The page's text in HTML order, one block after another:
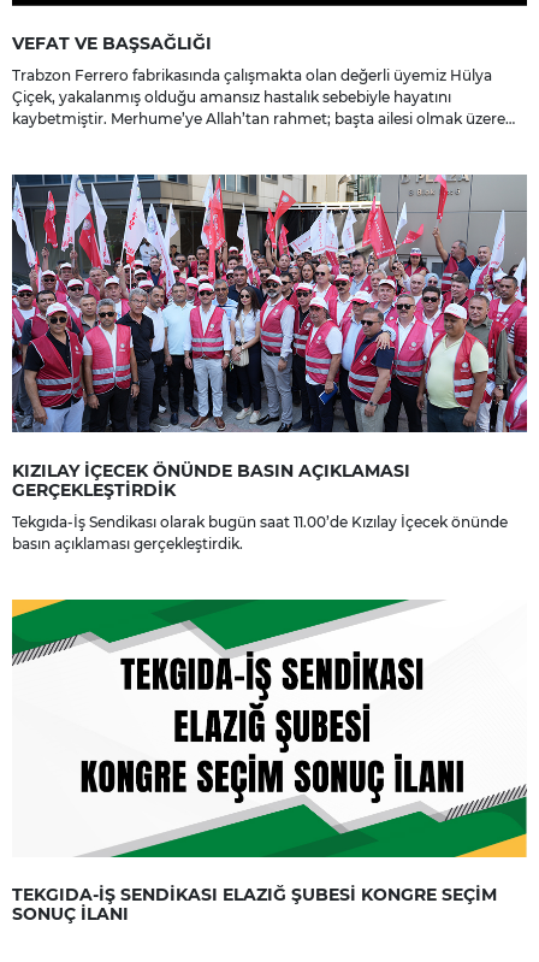
VEFAT VE BAŞSAĞLIĞI
Trabzon Ferrero fabrikasında çalışmakta olan değerli üyemiz Hülya
Çiçek, yakalanmış olduğu amansız hastalık sebebiyle hayatını
kaybetmiştir. Merhume’ye Allah’tan rahmet; başta ailesi olmak üzere
KIZILAY İÇECEK ÖNÜNDE BASIN AÇIKLAMASI
GERÇEKLEŞTİRDİK
Tekgıda-İş Sendikası olarak bugün saat 11.00’de Kızılay İçecek önünde
basın açıklaması gerçekleştirdik.
TEKGIDA-İŞ SENDİKASI ELAZIĞ ŞUBESİ KONGRE SEÇİM
SONUÇ İLANI